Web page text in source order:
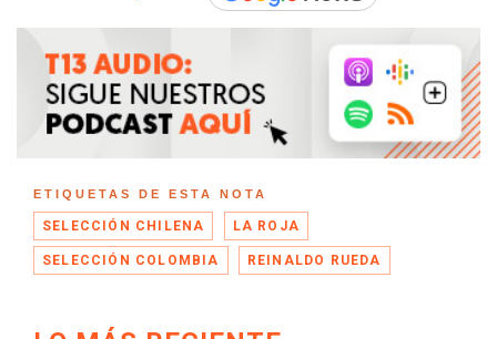
ETIQUETAS DE ESTA NOTA
SELECCIÓN CHILENA LA ROJA
SELECCIÓN COLOMBIA REINALDO RUEDA